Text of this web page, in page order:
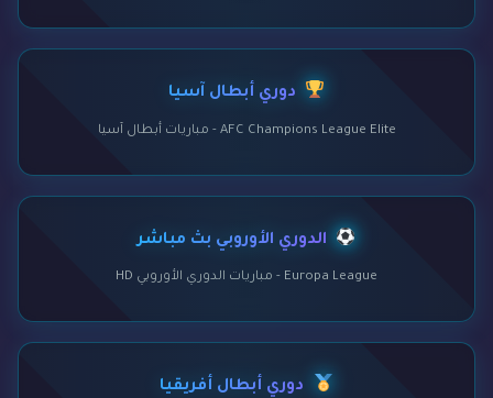
دوري أبطال آسيا
AFC Champions League Elite - مباريات أبطال آسيا
الدوري الأوروبي بث مباشر
Europa League - مباريات الدوري الأوروبي HD
دوري أبطال أفريقيا